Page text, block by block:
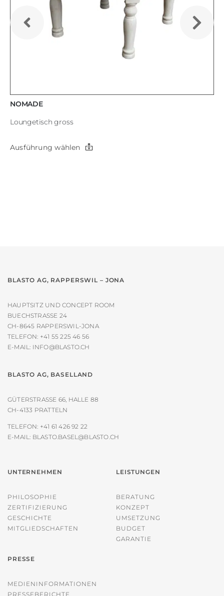
NOMADE
Loungetisch gross
Ausführung wählen
Dieses
BLASTO AG, RAPPERSWIL – JONA
HAUPTSITZ UND CONCEPT ROOM
BUECHSTRASSE 24
CH-8645 RAPPERSWIL-JONA
TELEFON: +41 55 225 46 56
E-MAIL: INFO@BLASTO.CH
BLASTO AG, BASELLAND
GÜTERSTRASSE 66, HALLE 88
CH-4133 PRATTELN
TELEFON: +41 61 426 92 22
E-MAIL: BLASTO.BASEL@BLASTO.CH
UNTERNEHMEN
PHILOSOPHIE
ZERTIFIZIERUNG
GESCHICHTE
MITGLIEDSCHAFTEN
LEISTUNGEN
BERATUNG
KONZEPT
UMSETZUNG
BUDGET
GARANTIE
PRESSE
MEDIENINFORMATIONEN
PRESSEBERICHTE